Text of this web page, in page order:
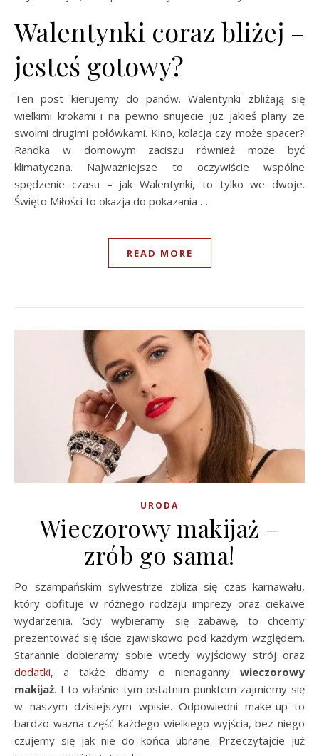
Walentynki coraz bliżej –
jesteś gotowy?
Ten post kierujemy do panów. Walentynki zbliżają się
wielkimi krokami i na pewno snujecie juz jakieś plany ze
swoimi drugimi połówkami. Kino, kolacja czy może spacer?
Randka w domowym zaciszu również może być
klimatyczna. Najważniejsze to oczywiście wspólne
spędzenie czasu – jak Walentynki, to tylko we dwoje.
Święto Miłości to okazja do pokazania …
READ MORE
URODA
Wieczorowy makijaż –
zrób go sama!
Po szampańskim sylwestrze zbliża się czas karnawału,
który obfituje w różnego rodzaju imprezy oraz ciekawe
wydarzenia. Gdy wybieramy się zabawę, to chcemy
prezentować się iście zjawiskowo pod każdym względem.
Starannie dobieramy sobie wtedy wyjściowy strój oraz
dodatki, a także dbamy o nienaganny wieczorowy
makijaż. I to właśnie tym ostatnim punktem zajmiemy się
w naszym dzisiejszym wpisie. Odpowiedni make-up to
bardzo ważna część każdego wielkiego wyjścia, bez niego
czujemy się jak nie do końca ubrane. Przeczytajcie już